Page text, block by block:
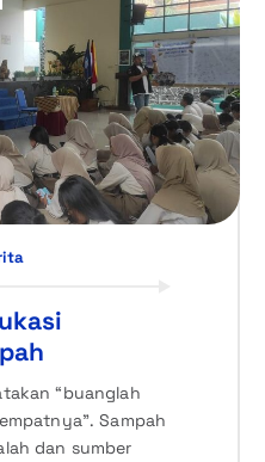
“buanglah
Sampah
dan sumber